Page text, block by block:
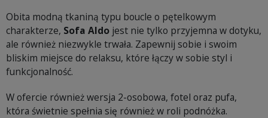
Obita modną tkaniną typu boucle o pętelkowym
charakterze, Sofa Aldo jest nie tylko przyjemna w dotyku,
ale również niezwykle trwała. Zapewnij sobie i swoim
bliskim miejsce do relaksu, które łączy w sobie styl i
funkcjonalność.
W ofercie również wersja 2-osobowa, fotel oraz pufa,
która świetnie spełnia się również w roli podnóżka.